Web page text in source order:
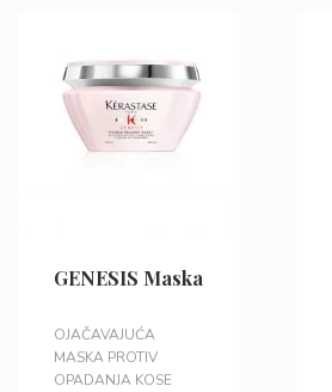
GENESIS Maska
OJAČAVAJUĆA
MASKA PROTIV
OPADANJA KOSE